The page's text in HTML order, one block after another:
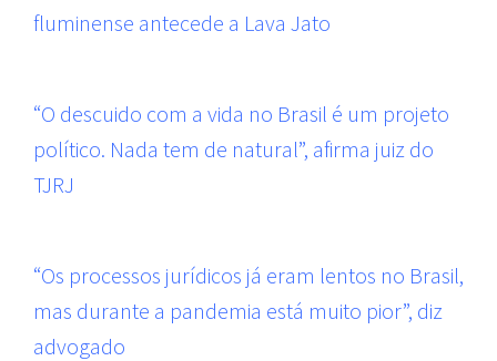
fluminense antecede a Lava Jato
“O descuido com a vida no Brasil é um projeto
político. Nada tem de natural”, afirma juiz do
TJRJ
“Os processos jurídicos já eram lentos no Brasil,
mas durante a pandemia está muito pior”, diz
advogado